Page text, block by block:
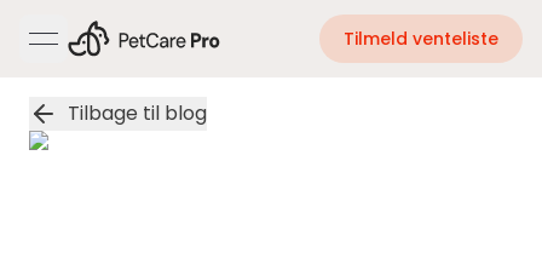
open navigation menu Tilmeld venteliste
Tilbage til blog